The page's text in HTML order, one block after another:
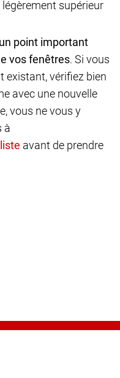
légèrement supérieur
point important
vos fenêtres. Si vous
existant, vérifiez bien
avec une nouvelle
vous ne vous y
à
avant de prendre